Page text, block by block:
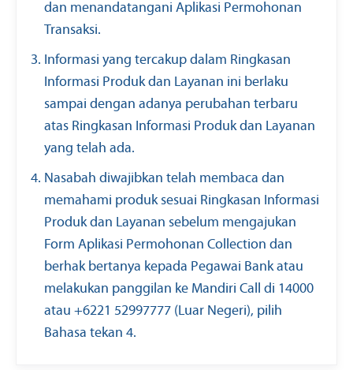
dan menandatangani Aplikasi Permohonan
Transaksi.
Informasi yang tercakup dalam Ringkasan
Informasi Produk dan Layanan ini berlaku
sampai dengan adanya perubahan terbaru
atas Ringkasan Informasi Produk dan Layanan
yang telah ada.
Nasabah diwajibkan telah membaca dan
memahami produk sesuai Ringkasan Informasi
Produk dan Layanan sebelum mengajukan
Form Aplikasi Permohonan Collection dan
berhak bertanya kepada Pegawai Bank atau
melakukan panggilan ke Mandiri Call di 14000
atau +6221 52997777 (Luar Negeri), pilih
Bahasa tekan 4.